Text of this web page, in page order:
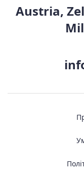
Austria,